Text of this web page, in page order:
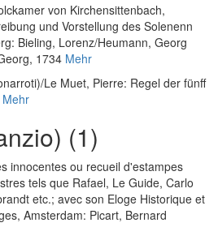
von Kirchensittenbach,
und Vorstellung des Solenenn
Bieling, Lorenz/Heumann, Georg
1734 Mehr
/Le Muet, Pierre: Regel der fünff
Mehr
(1)
innocentes ou recueil d'estampes
tels que Rafael, Le Guide, Carlo
etc.; avec son Eloge Historique et
, Amsterdam: Picart, Bernard